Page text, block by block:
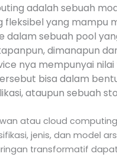
adalah sebuah
fleksibel yang mampu
dalam sebuah pool
dimanapun
nya mempunyai
bisa dalam
ataupun sebuah
atau cloud
jenis, dan model
transformatif